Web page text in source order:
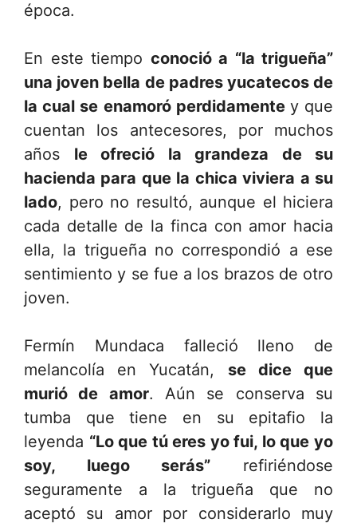
época.
En este tiempo conoció a “la trigueña”
una joven bella de padres yucatecos de
la cual se enamoró perdidamente y que
cuentan los antecesores, por muchos
años le ofreció la grandeza de su
hacienda para que la chica viviera a su
lado, pero no resultó, aunque el hiciera
cada detalle de la finca con amor hacia
ella, la trigueña no correspondió a ese
sentimiento y se fue a los brazos de otro
joven.
Fermín Mundaca falleció lleno de
melancolía en Yucatán, se dice que
murió de amor. Aún se conserva su
tumba que tiene en su epitafio la
leyenda “Lo que tú eres yo fui, lo que yo
soy, luego serás” refiriéndose
seguramente a la trigueña que no
aceptó su amor por considerarlo muy